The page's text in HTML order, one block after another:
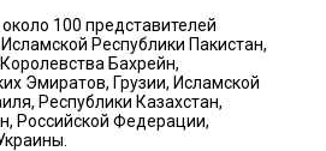
100 представителей
Республики Пакистан,
Бахрейн,
Эмиратов, Грузии, Исламской
Республики Казахстан,
Российской Федерации,